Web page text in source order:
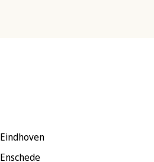
Eindhoven
Enschede